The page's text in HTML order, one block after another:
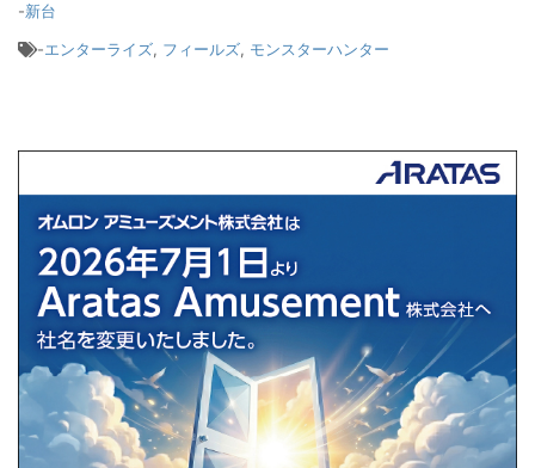
-新台
-エンターライズ, フィールズ, モンスターハンター